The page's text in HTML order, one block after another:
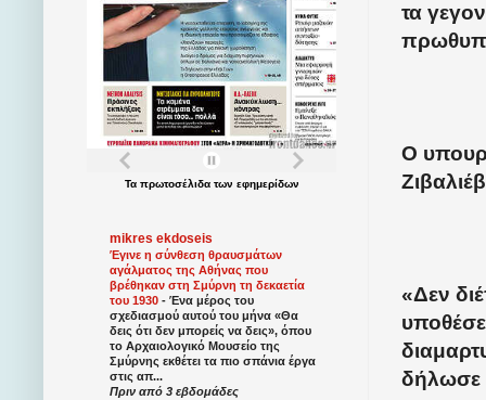
τα
Ο
«Δεν
δήλωσε
Τα πρωτοσέλιδατων εφημερίδων
mikres ekdoseis
Έγινε η σύνθεση θραυσμάτων
αγάλματος της Αθήνας που
βρέθηκαν στη Σμύρνη τη δεκαετία
του 1930 - Ένα μέρος του
σχεδιασμού αυτού του μήνα «Θα
δεις ότι δεν μπορείς να δεις», όπου
το Αρχαιολογικό Μουσείο της
Σμύρνης εκθέτει τα πιο σπάνια έργα
στις απ...
Πριν από 3 εβδομάδες